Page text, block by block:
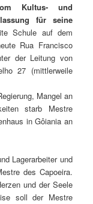
Kultus- und
für seine
Schule auf dem
Rua Francisco
der Leitung von
27 (mittlerweile
Mangel an
starb Mestre
in Gôiania an
Lagerarbeiter und
des Capoeira.
und der Seele
soll der Mestre